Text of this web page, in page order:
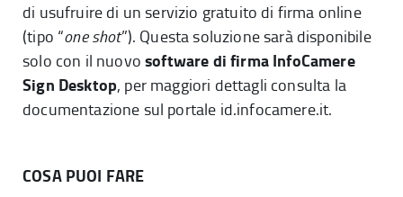
di usufruire di un servizio gratuito di firma online
(tipo “one shot”). Questa soluzione sarà disponibile
solo con il nuovo software di firma InfoCamere
Sign Desktop, per maggiori dettagli consulta la
documentazione sul portale id.infocamere.it.
COSA PUOI FARE